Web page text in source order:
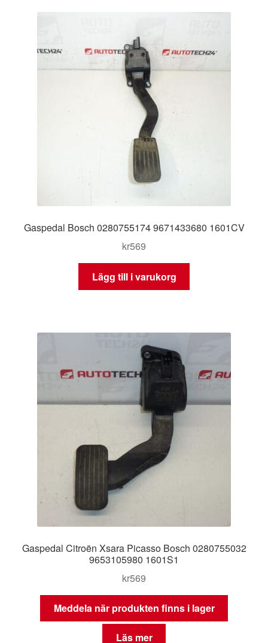
Gaspedal Bosch 0280755174 9671433680 1601CV
kr569
Lägg till i varukorg
Gaspedal Citroën Xsara Picasso Bosch 0280755032
9653105980 1601S1
kr569
Meddela när produkten finns i lager
Läs mer